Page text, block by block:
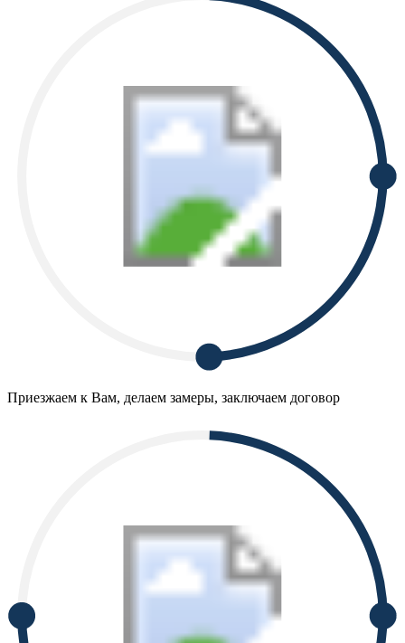
Приезжаем к Вам, делаем замеры, заключаем договор